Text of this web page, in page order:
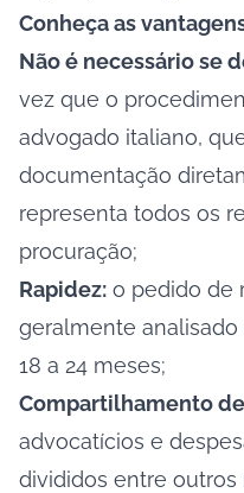
Conheça as
Não é necessário se
vez que o
advogado italiano,
documentação
representa todos os
procuração;
Rapidez: o pedido de
geralmente
18 a 24 meses;
Compartilhamento
advocatícios e
divididos entre